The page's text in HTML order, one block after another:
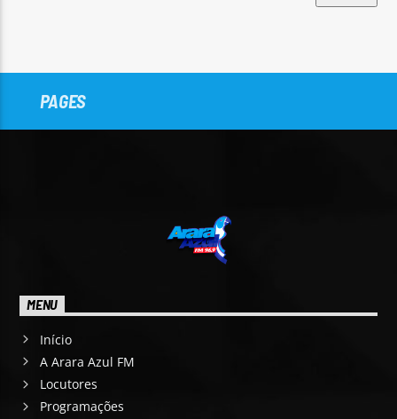
PAGES
MENU
Início
A Arara Azul FM
Locutores
Programações